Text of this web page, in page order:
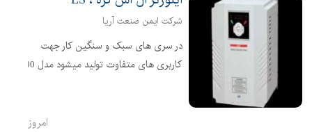
شرکت ایمن صنعت آریا
در سری های سبک و سنگین کار جهت
کاربری های متفاوت تولید میشود مدل g100
سال خدمات پس از فروش گروه بازرگانی
امروز